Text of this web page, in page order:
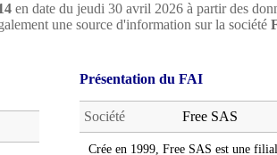
en date du jeudi 30 avril 2026 à partir des
une source d'information sur la société
Présentation du FAI
Société Free SAS
Crée en 1999, Free SAS est une